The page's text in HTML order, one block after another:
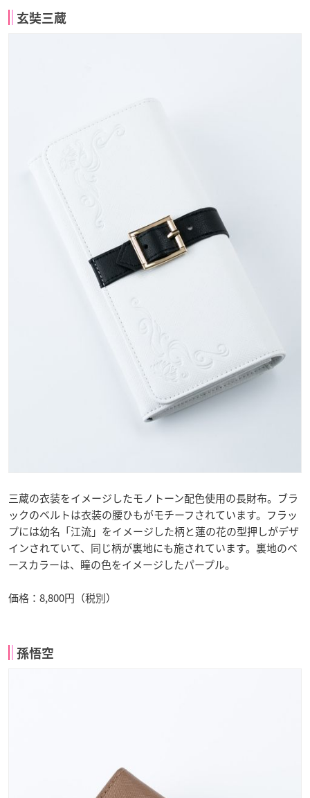
玄奘三蔵
三蔵の衣装をイメージしたモノトーン配色使用の長財布。ブラ
ックのベルトは衣装の腰ひもがモチーフされています。フラッ
プには幼名「江流」をイメージした柄と蓮の花の型押しがデザ
インされていて、同じ柄が裏地にも施されています。裏地のベ
ースカラーは、瞳の色をイメージしたパープル。
価格：8,800円（税別）
孫悟空